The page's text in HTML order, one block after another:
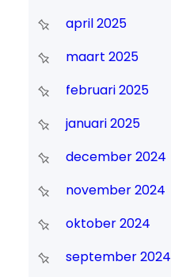
april 2025
maart 2025
februari 2025
januari 2025
december 2024
november 2024
oktober 2024
september 2024